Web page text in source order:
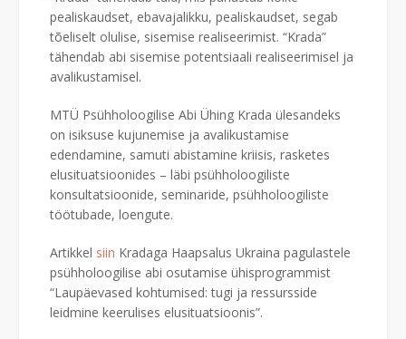
pealiskaudset, ebavajalikku, pealiskaudset, segab
tõeliselt olulise, sisemise realiseerimist. “Krada”
tähendab abi sisemise potentsiaali realiseerimisel ja
avalikustamisel.
MTÜ Psühholoogilise Abi Ühing Krada ülesandeks
on isiksuse kujunemise ja avalikustamise
edendamine, samuti abistamine kriisis, rasketes
elusituatsioonides – läbi psühholoogiliste
konsultatsioonide, seminaride, psühholoogiliste
töötubade, loengute.
Artikkel siin Kradaga Haapsalus Ukraina pagulastele
psühholoogilise abi osutamise ühisprogrammist
“Laupäevased kohtumised: tugi ja ressursside
leidmine keerulises elusituatsioonis”.